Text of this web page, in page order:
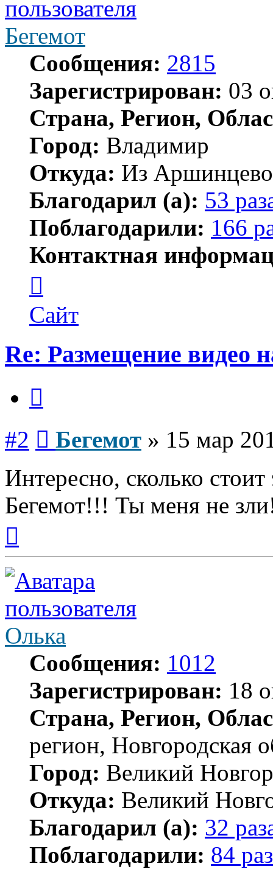
Бегемот
Сообщения: 2815
Зарегистрирован: 03
Страна, Регион,
Город: Владимир
Откуда: Из
Благодарил (а): 53
Поблагодарили: 166
Контактная
пользователя
Бегемот
Сайт
Re: Размещение видео
#2 Бегемот » 15 мар
Интересно, сколько стоит
Бегемот!!! Ты меня не
началу
Олька
Сообщения: 1012
Зарегистрирован: 18
Страна, Регион,
регион, Новгородская
Город: Великий
Откуда: Великий
Благодарил (а): 32
Поблагодарили: 84